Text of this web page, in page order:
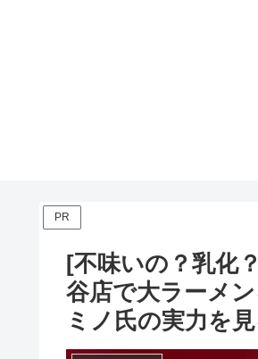
PR
[不味いの？乳化
谷店で大ラーメ
ミノ氏の実力を